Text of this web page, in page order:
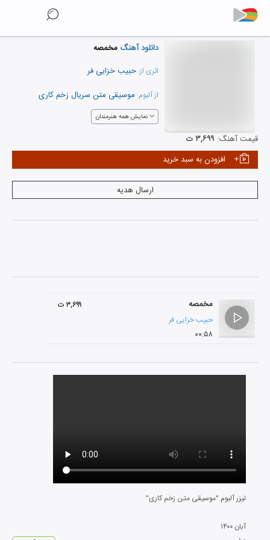
دانلود آهنگ مخمصه
اثری از: حبیب خزایی فر
از آلبوم: موسیقی متن سریال زخم کاری
نمایش همه هنرمندان
قیمت آهنگ: ۳,۶۹۹ ت
افزودن به سبد خرید
ارسال هدیه
مخمصه
حبیب خزایی فر
۰۰:۵۸
۳,۶۹۹ ت
تیزر آلبوم "موسیقی متن زخم کاری"
آبان ۱۴۰۰